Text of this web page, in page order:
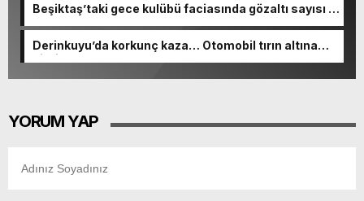
Beşiktaş’taki gece kulübü faciasında gözaltı sayısı 11
Derinkuyu’da korkunç kaza… Otomobil tırın altına
girdi
YORUM YAP